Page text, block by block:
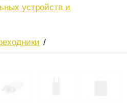
устройств и